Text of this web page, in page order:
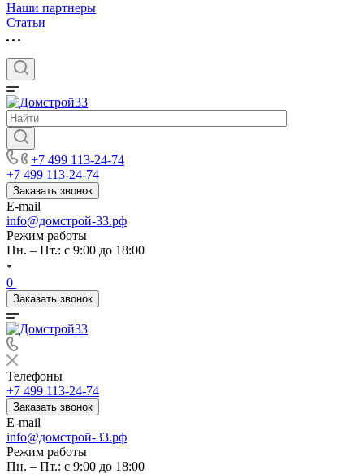
Наши партнеры
Статьи
+7 499 113-24-74
+7 499 113-24-74
Заказать звонок
E-mail
info@домстрой-33.рф
Режим работы
Пн. – Пт.: с 9:00 до 18:00
0
Заказать звонок
Телефоны
+7 499 113-24-74
Заказать звонок
E-mail
info@домстрой-33.рф
Режим работы
Пн. – Пт.: с 9:00 до 18:00